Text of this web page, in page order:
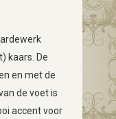
kaars. De
en met de
de voet is
accent voor